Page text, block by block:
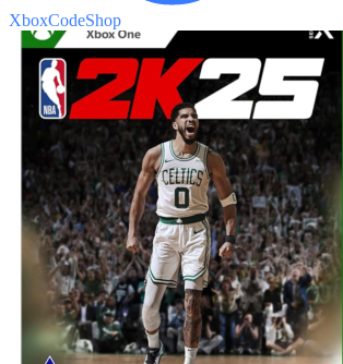
XboxCodeShop